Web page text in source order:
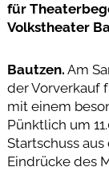
für
Volkstheater
Bautzen. Am
der Vorverkauf
mit einem
Pünktlich um
Startschuss
Eindrücke des